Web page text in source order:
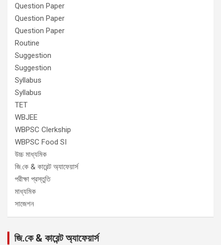
Question Paper
Question Paper
Question Paper
Routine
Suggestion
Suggestion
Syllabus
Syllabus
TET
WBJEE
WBPSC Clerkship
WBPSC Food SI
উচ্চ মাধ্যমিক
জি.কে & কারেন্ট অ্যাফেয়ার্স
পরীক্ষা প্রস্তুতি
মাধ্যমিক
সাজেশন
জি.কে & কারেন্ট অ্যাফেয়ার্স